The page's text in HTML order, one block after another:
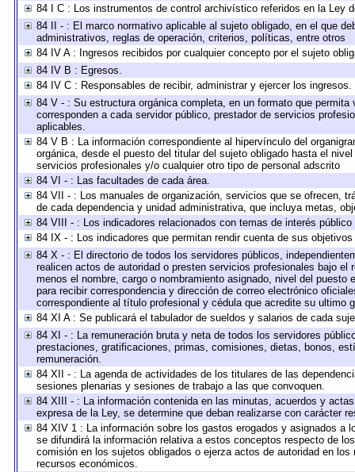
84 I C : Los instrumentos de control archivístico referidos en la Ley
84 II - : El marco normativo aplicable al sujeto obligado, en el que
administrativos, reglas de operación, criterios, políticas, entre otros
84 IV A : Ingresos recibidos por cualquier concepto por el sujeto
84 IV B : Egresos.
84 IV C : Responsables de recibir, administrar y ejercer los ingresos.
84 V - : Su estructura orgánica completa, en un formato que
corresponden a cada servidor público, prestador de servicios
aplicables.
84 V B : La información correspondiente al hipervínculo del
orgánica, desde el puesto del titular del sujeto obligado hasta el
servicios profesionales y/o cualquier otro tipo de personal adscrito
84 VI - : Las facultades de cada área.
84 VII - : Los manuales de organización, servicios que se ofrecen,
de cada dependencia y unidad administrativa, que incluya metas,
84 VIII - : Los indicadores relacionados con temas de interés
84 IX - : Los indicadores que permitan rendir cuenta de sus
84 X - : El directorio de todos los servidores públicos,
realicen actos de autoridad o presten servicios profesionales bajo
menos el nombre, cargo o nombramiento asignado, nivel del
para recibir correspondencia y dirección de correo electrónico
correspondiente al título profesional y cédula que acredite su ultimo
84 XI A : Se publicará el tabulador de sueldos y salarios de cada
84 XI - : La remuneración bruta y neta de todos los servidores
prestaciones, gratificaciones, primas, comisiones, dietas, bonos,
remuneración.
84 XII - : La agenda de actividades de los titulares de las
sesiones plenarias y sesiones de trabajo a las que convoquen.
84 XIII - : La información contenida en las minutas, acuerdos y
expresa de la Ley, se determine que deban realizarse con carácter
84 XIV 1 : La información sobre los gastos erogados y asignados
se difundirá la información relativa a estos conceptos respecto de
comisión en los sujetos obligados o ejerza actos de autoridad en
recursos económicos.